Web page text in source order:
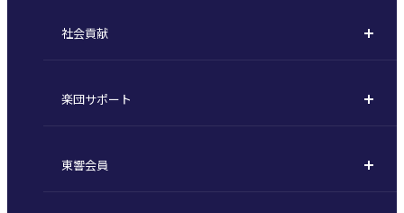
特別演奏会など
その他の公演
1回券
東京交響楽団とは
指揮者
東響コーラス
社会貢献
川崎市 - フランチャイズ
楽団サポート
ご芳名一覧
東響会員